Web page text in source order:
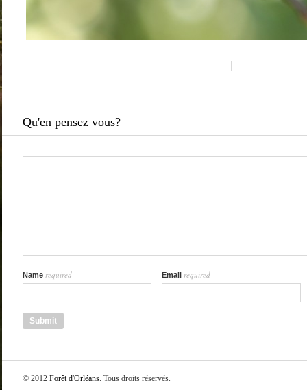
Qu'en pensez vous?
Name required Email required
© 2012 Forêt d'Orléans. Tous droits réservés.